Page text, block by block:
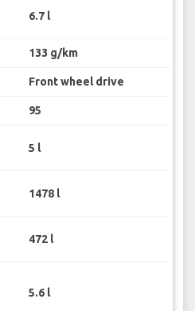
6.7 l
133 g/km
Front wheel drive
95
5 l
1478 l
472 l
5.6 l